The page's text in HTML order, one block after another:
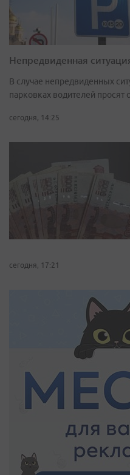
Непредвиденная
В случае непредвиденных
парковках водителей просят
сегодня, 14:25
сегодня, 17:21